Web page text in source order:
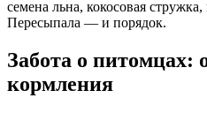
семена льна, кокосовая
Пересыпала — и порядок.
Забота о питомцах:
кормления